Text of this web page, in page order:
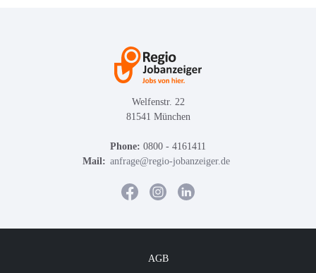
Welfenstr. 22
81541 München
Phone: 0800 - 4161411
Mail: anfrage@regio-jobanzeiger.de
AGB